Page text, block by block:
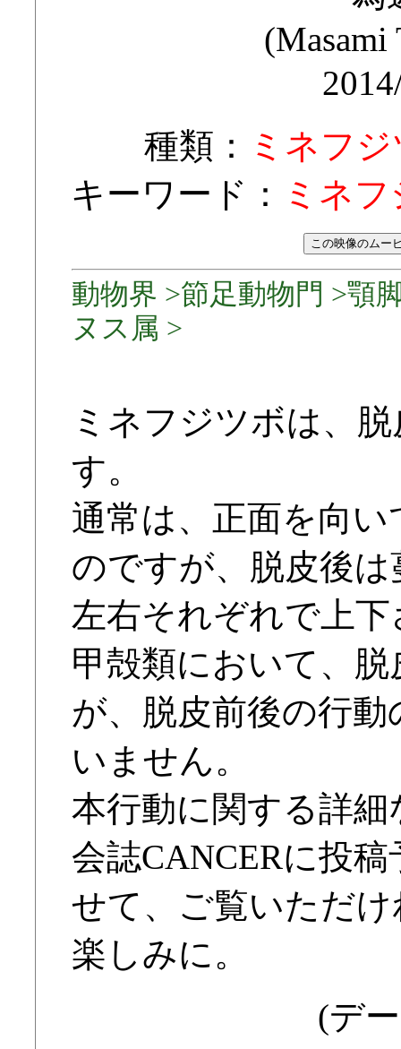
種類：
ミネフ
キーワード：
ミネ
動物界 >節足動物門 >顎
ヌス属 >
ミネフジツボは、
す。
通常は、正面を向
のですが、脱皮後
左右それぞれで上
甲殻類において、
が、脱皮前後の行
いません。
本行動に関する詳
会誌CANCERに投
せて、ご覧いただ
楽しみに。
(デ